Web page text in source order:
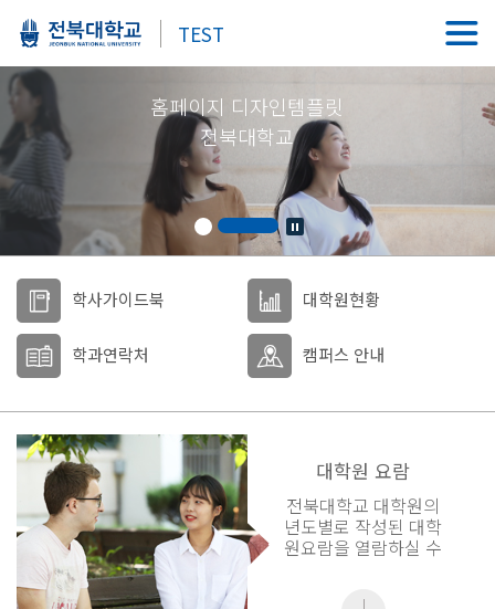
TEST
홈페이지 디자인템플릿
전북대학교
학사가이드북 대학원현황
학과연락처 캠퍼스 안내
대학원 요람
전북대학교 대학원의
년도별로 작성된 대학
원요람을 열람하실 수